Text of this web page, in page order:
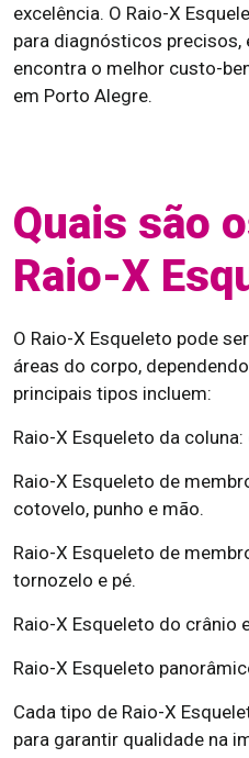
excelência. O Raio-X
para diagnósticos precisos,
encontra o melhor custo-
em Porto Alegre.
Quais são
Raio-X
O Raio-X Esqueleto pode
áreas do corpo,
principais tipos incluem:
Raio-X Esqueleto da
Raio-X Esqueleto de
cotovelo, punho e mão.
Raio-X Esqueleto de
tornozelo e pé.
Raio-X Esqueleto do crânio
Raio-X Esqueleto
Cada tipo de Raio-X
para garantir qualidade na